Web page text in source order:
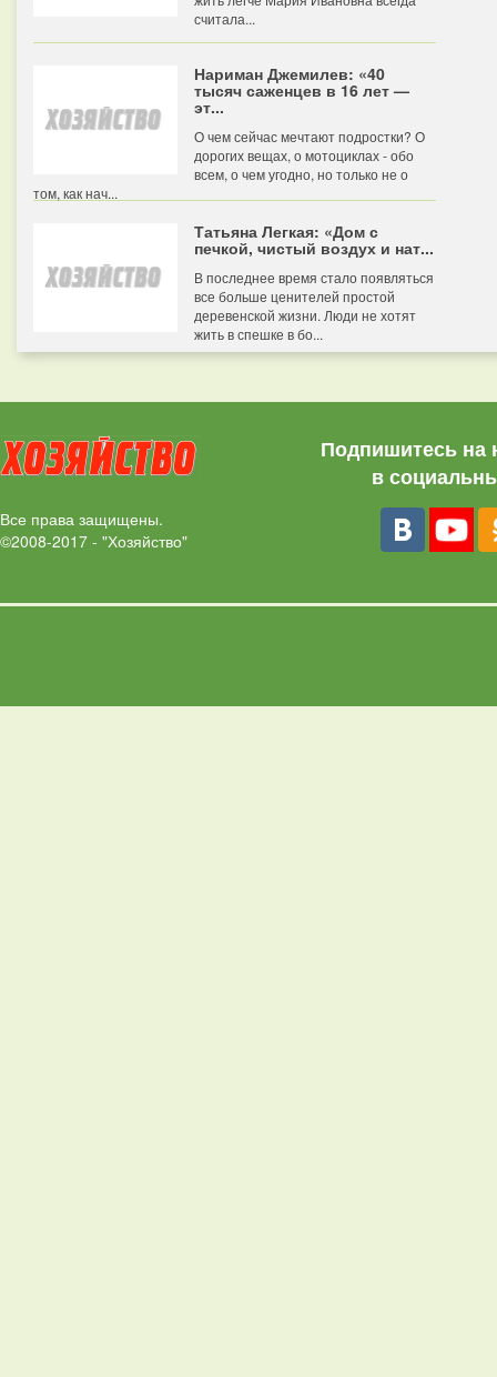
считала...
Нариман Джемилев: «40
тысяч саженцев в 16 лет —
эт...
О чем сейчас мечтают подростки? О
дорогих вещах, о мотоциклах - обо
всем, о чем угодно, но только не о
том, как нач...
Татьяна Легкая: «Дом с
печкой, чистый воздух и нат...
В последнее время стало появляться
все больше ценителей простой
деревенской жизни. Люди не хотят
жить в спешке в бо...
Все права защищены.
©2008-2017 - "Хозяйство"
Подпишитесь на
в